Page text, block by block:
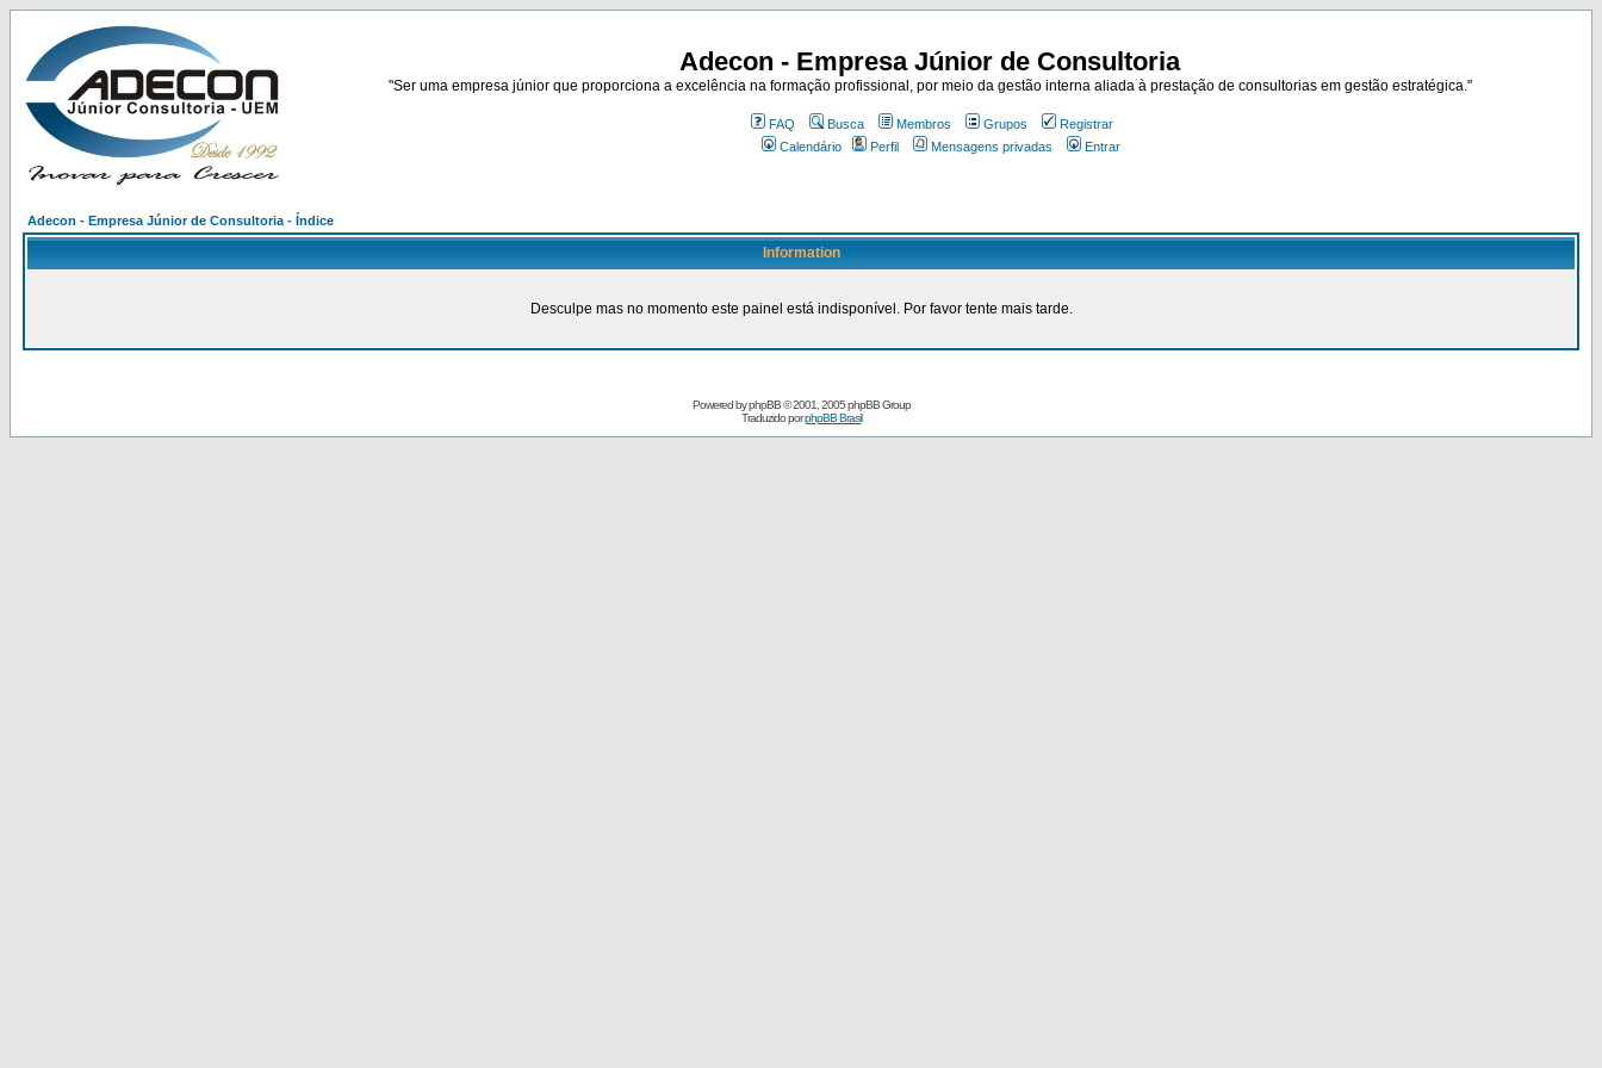
Adecon - Empresa Júnior de Consultoria
"Ser uma empresa júnior que proporciona a excelência na formação profissional, por meio da gestão interna aliada à prestação de consultorias em gestão estratégica."
FAQ Busca Membros Grupos
Registrar
Calendário
Perfil Mensagens privadas Entrar
Adecon - Empresa Júnior de Consultoria - Índice
Information
Desculpe mas no momento este painel está indisponível. Por favor tente mais tarde.
Powered byphpBB© 2001, 2005 phpBB Group
Traduzido porphpBB Brasil